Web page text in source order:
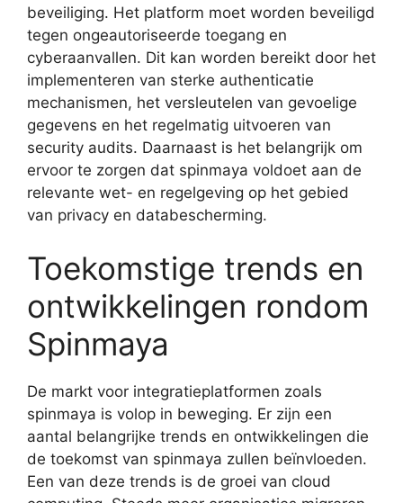
beveiliging. Het platform moet worden beveiligd
tegen ongeautoriseerde toegang en
cyberaanvallen. Dit kan worden bereikt door het
implementeren van sterke authenticatie
mechanismen, het versleutelen van gevoelige
gegevens en het regelmatig uitvoeren van
security audits. Daarnaast is het belangrijk om
ervoor te zorgen dat spinmaya voldoet aan de
relevante wet- en regelgeving op het gebied
van privacy en databescherming.
Toekomstige trends en
ontwikkelingen rondom
Spinmaya
De markt voor integratieplatformen zoals
spinmaya is volop in beweging. Er zijn een
aantal belangrijke trends en ontwikkelingen die
de toekomst van spinmaya zullen beïnvloeden.
Een van deze trends is de groei van cloud